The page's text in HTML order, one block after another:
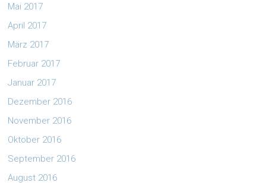
Mai 2017
April 2017
März 2017
Februar 2017
Januar 2017
Dezember 2016
November 2016
Oktober 2016
September 2016
August 2016